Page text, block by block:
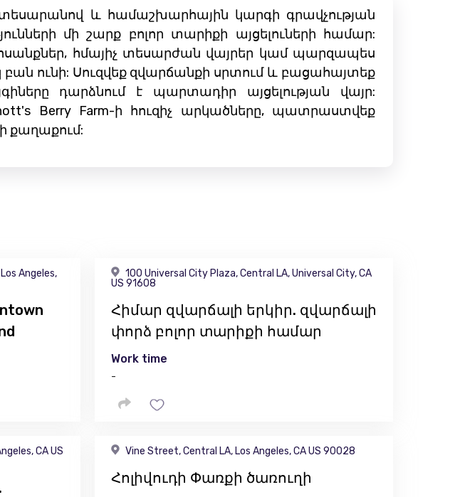
և համաշխարհային կարգի գրավչության
մի շարք բոլոր տարիքի այցելուների համար:
հմայիչ տեսարժան վայրեր կամ պարզապես
ունի: Սուզվեք զվարճանքի սրտում և բացահայտեք
դարձնում է պարտադիր այցելության վայր:
Berry Farm-ի հուզիչ արկածները, պատրաստվեք
քաղաքում:
Angeles,
100 Universal City Plaza, Central LA, Universal City, CA
US 91608
Հիմար զվարճալի երկիր. զվարճալի
փորձ բոլոր տարիքի համար
Work time
-
CA US
Vine Street, Central LA, Los Angeles, CA US 90028
Հոլիվուդի Փառքի ծառուղի